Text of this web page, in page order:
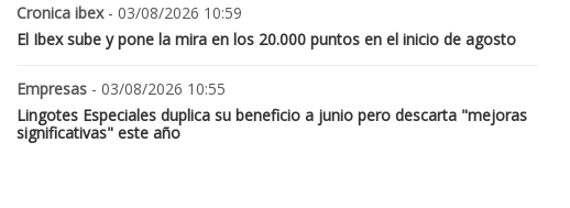
Cronica ibex- 03/08/2026 10:59
El Ibex sube y pone la mira en los 20.000 puntos en el inicio de agosto
Empresas - 03/08/2026 10:55
Lingotes Especiales duplica su beneficio a junio pero descarta "mejoras
significativas" este año